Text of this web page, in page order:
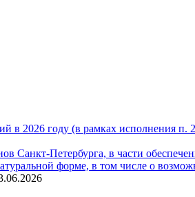
в 2026 году (в рамках исполнения
Санкт-Петербурга, в части
форме, в том числе о